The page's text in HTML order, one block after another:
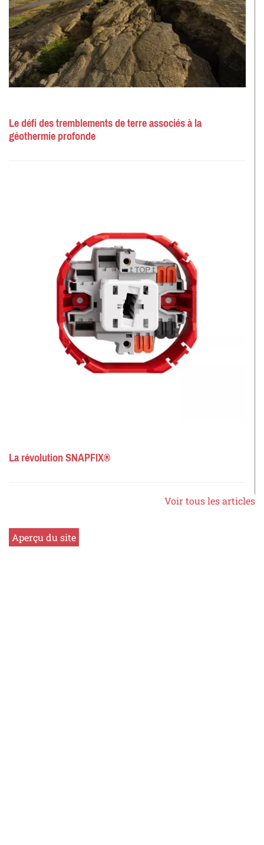
Le défi des tremblements de terre associés à la
géothermie profonde
La révolution SNAPFIX®
Voir tous les articles
Aperçu du site